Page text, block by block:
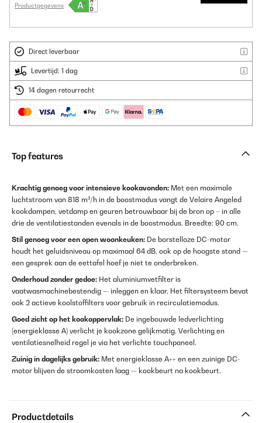
Productgegevens
Direct leverbaar
Levertijd: 1 dag
14 dagen retourrecht
Top features
Krachtig genoeg voor intensieve kookavonden: Met een maximale
luchtstroom van 818 m³/h in de boostmodus vangt de Velaire Angeled
kookdampen, vetdamp en geuren betrouwbaar bij de bron op – in alle
drie de ventilatiestanden evenals in de boostmodus. Breedte: 90 cm.
Stil genoeg voor een open woonkeuken: De borstelloze DC-motor
houdt het geluidsniveau op maximaal 64 dB, ook op de hoogste stand —
een gesprek aan de eettafel hoef je niet te onderbreken.
Onderhoud zonder gedoe: Het aluminiumvetfilter is
vaatwasmachinebestendig — inleggen en klaar. Het filtersysteem bevat
ook 2 actieve koolstoffilters voor gebruik in recirculatiemodus.
Goed zicht op het kookoppervlak: De ingebouwde ledverlichting
(energieklasse A) verlicht je kookzone gelijkmatig. Verlichting en
ventilatiesnelheid regel je via het verlichte touchpaneel.
Zuinig in dagelijks gebruik: Met energieklasse A++ en een zuinige DC-
motor blijven de stroomkosten laag — kookbeurt na kookbeurt.
Productdetails